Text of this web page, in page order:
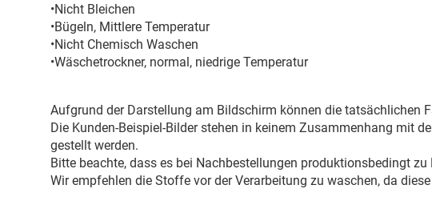
•Nicht Bleichen
•Bügeln, Mittlere Temperatur
•Nicht Chemisch Waschen
•Wäschetrockner, normal, niedrige Temperatur
Aufgrund der Darstellung am Bildschirm können die tatsächlichen
Die Kunden-Beispiel-Bilder stehen in keinem Zusammenhang mit
gestellt werden.
Bitte beachte, dass es bei Nachbestellungen produktionsbedingt
Wir empfehlen die Stoffe vor der Verarbeitung zu waschen, da